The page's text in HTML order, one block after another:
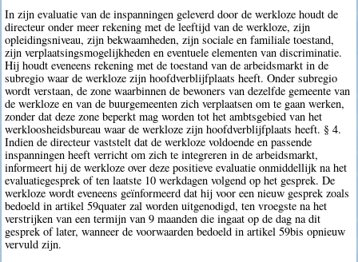
In zijn evaluatie van de inspanningen geleverd door de werkloze houdt de
directeur onder meer rekening met de leeftijd van de werkloze, zijn
opleidingsniveau, zijn bekwaamheden, zijn sociale en familiale toestand,
zijn verplaatsingsmogelijkheden en eventuele elementen van discriminatie.
Hij houdt eveneens rekening met de toestand van de arbeidsmarkt in de
subregio waar de werkloze zijn hoofdverblijfplaats heeft. Onder subregio
wordt verstaan, de zone waarbinnen de bewoners van dezelfde gemeente van
de werkloze en van de buurgemeenten zich verplaatsen om te gaan werken,
zonder dat deze zone beperkt mag worden tot het ambtsgebied van het
werkloosheidsbureau waar de werkloze zijn hoofdverblijfplaats heeft. § 4.
Indien de directeur vaststelt dat de werkloze voldoende en passende
inspanningen heeft verricht om zich te integreren in de arbeidsmarkt,
informeert hij de werkloze over deze positieve evaluatie onmiddellijk na het
evaluatiegesprek of ten laatste 10 werkdagen volgend op het gesprek. De
werkloze wordt eveneens geïnformeerd dat hij voor een nieuw gesprek zoals
bedoeld in artikel 59quater zal worden uitgenodigd, ten vroegste na het
verstrijken van een termijn van 9 maanden die ingaat op de dag na dit
gesprek of later, wanneer de voorwaarden bedoeld in artikel 59bis opnieuw
vervuld zijn.